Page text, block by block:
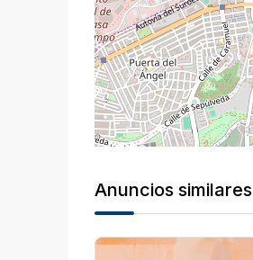
Anuncios similares